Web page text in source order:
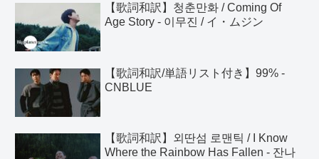
【歌詞和訳】청춘만화 / Coming Of
Age Story - 이무진 / イ・ムジン
【歌詞和訳/単語リスト付き】99% -
CNBLUE
【歌詞和訳】외딴섬 로맨틱 / I Know
Where the Rainbow Has Fallen - 잔나